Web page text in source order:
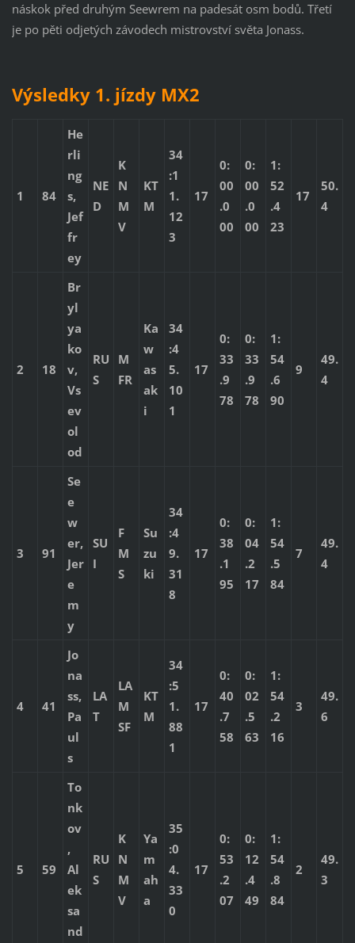
náskok před druhým Seewrem na padesát osm bodů. Třetí
je po pěti odjetých závodech mistrovství světa Jonass.
Výsledky 1. jízdy MX2
1 84
He
rli
ng
s,
Jef
fr
ey
NE
D
K
N
M
V
KT
M
34
:1
1.
12
3
17
0:
00
.0
00
0:
00
.0
00
1:
52
.4
23
17
50.
4
2 18
Br
yl
ya
ko
v,
Vs
ev
ol
od
RU
S
M
FR
Ka
w
as
ak
i
34
:4
5.
10
1
17
0:
33
.9
78
0:
33
.9
78
1:
54
.6
90
9
49.
4
3 91
Se
e
w
er,
Jer
e
m
y
SU
I
F
M
S
Su
zu
ki
34
:4
9.
31
8
17
0:
38
.1
95
0:
04
.2
17
1:
54
.5
84
7
49.
4
4 41
Jo
na
ss,
Pa
ul
s
LA
T
LA
M
SF
KT
M
34
:5
1.
88
1
17
0:
40
.7
58
0:
02
.5
63
1:
54
.2
16
3
49.
6
5 59
To
nk
ov
,
Al
ek
sa
nd
RU
S
K
N
M
V
Ya
m
ah
a
35
:0
4.
33
0
17
0:
53
.2
07
0:
12
.4
49
1:
54
.8
84
2
49.
3